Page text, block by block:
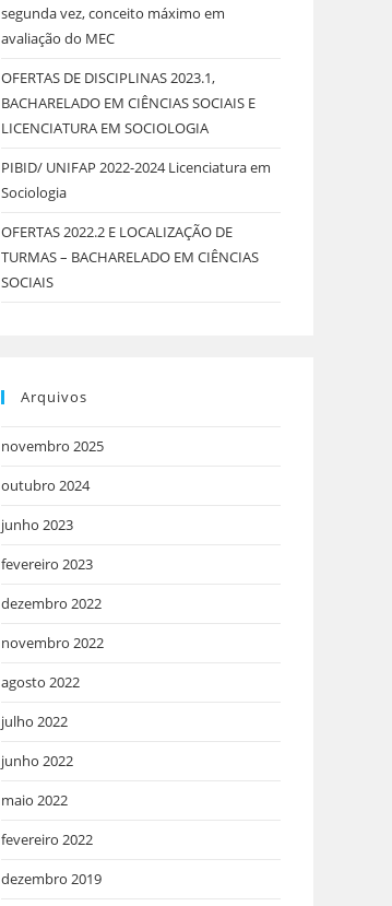
segunda vez, conceito máximo em
avaliação do MEC
OFERTAS DE DISCIPLINAS 2023.1,
BACHARELADO EM CIÊNCIAS SOCIAIS E
LICENCIATURA EM SOCIOLOGIA
PIBID/ UNIFAP 2022-2024 Licenciatura em
Sociologia
OFERTAS 2022.2 E LOCALIZAÇÃO DE
TURMAS – BACHARELADO EM CIÊNCIAS
SOCIAIS
Arquivos
novembro 2025
outubro 2024
junho 2023
fevereiro 2023
dezembro 2022
novembro 2022
agosto 2022
julho 2022
junho 2022
maio 2022
fevereiro 2022
dezembro 2019